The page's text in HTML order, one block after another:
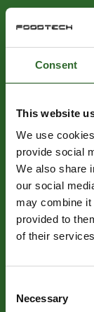
Consent
This website
We use
provide social
We also share
our social
may combine it
provided to
of their
Selection
Necessary